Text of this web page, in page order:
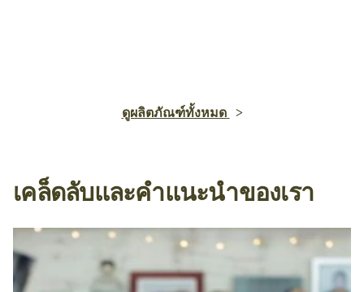
ดูผลิตภัณฑ์ทั้งหมด
เคล็ดลับและคำแนะนำของเรา